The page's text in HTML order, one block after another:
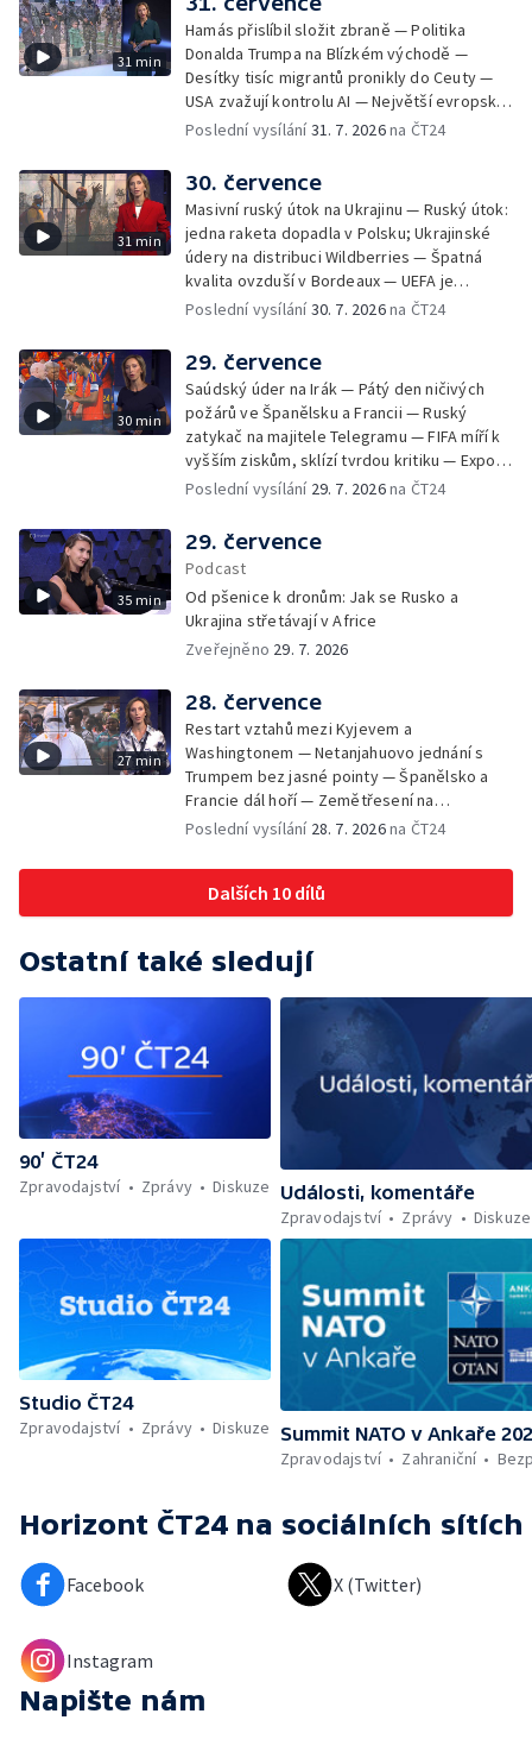
31 min
Hamás přislíbil složit zbraně — Politika
Donalda Trumpa na Blízkém východě —
Desítky tisíc migrantů pronikly do Ceuty —
USA zvažují kontrolu AI — Největší evropské
toky vysychají
Poslední vysílání31. 7. 2026na ČT24
31 min
30. července
Masivní ruský útok na Ukrajinu — Ruský útok:
jedna raketa dopadla v Polsku; Ukrajinské
údery na distribuci Wildberries — Špatná
kvalita ovzduší v Bordeaux — UEFA je
připravená bojkotovat MS ve fotbale —
— Republikáni tvrdí, že Fauci pohrdá
Kongresem — Největší socha Panny Marie v
Evropě
Poslední vysílání30. 7. 2026na ČT24
30 min
29. července
Saúdský úder na Irák — Pátý den ničivých
požárů ve Španělsku a Francii — Ruský
zatykač na majitele Telegramu — FIFA míří k
vyšším ziskům, sklízí tvrdou kritiku — Export
ukrajinského obilí ohrožovaný Ruskem —
trochu jiná lanovka
Poslední vysílání 29. 7. 2026na ČT24
35 min
29. července
Podcast
Od pšenice k dronům: Jak se Rusko a
Ukrajina střetávají v Africe
Zveřejněno 29. 7. 2026
27 min
28. července
Restart vztahů mezi Kyjevem a
Washingtonem — Netanjahuovo jednání s
Trumpem bez jasné pointy — Španělsko a
Francie dál hoří — Zemětřesení na
jihozápadě Japonska — V boji s epidemií
polské konzervativní opozici — Nejvyšší
londýnské vyznamenání pro mlékaře Steva
Poslední vysílání 28. 7. 2026na ČT24
Dalších 10 dílů
Ostatní také sledují
90’ ČT24
Zpravodajství
Zprávy Diskuze
Události, komentáře
Zpravodajství
Zprávy Diskuze
Studio ČT24
Zpravodajství
Zprávy Diskuze
Summit NATO v Ankaře
Zpravodajství
Zahraniční
Horizont ČT24 na sociálních sítích
Facebook X (Twitter)
Instagram
Napište nám